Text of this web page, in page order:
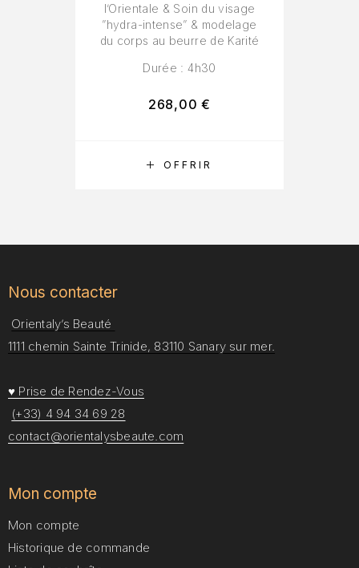
RÉSERVER
OFFRIR
l’Orientale & Soin du visage
”hydra-intense” & modelage
du corps au beurre de Karité
Durée : 4h30
268,00€
Nous contacter
Orientaly’s Beauté
1111 chemin Sainte Trinide, 83110 Sanary sur mer.
♥ Prise de Rendez-Vous
(+33) 4 94 34 69 28
contact@orientalysbeaute.com
Mon compte
Mon compte
Historique de commande